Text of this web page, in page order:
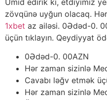
Ümid edirik ki, etdiyimiz
zövqünə uyğun olacaq.
1xbet az ailəsi. 0Ədəd-0.
üçün tıklayın. Qeydiyyat
0Ədəd-0. 00AZN
Hər zaman sizinlə
Cavabı ləğv etmək
Hər zaman sizinlə